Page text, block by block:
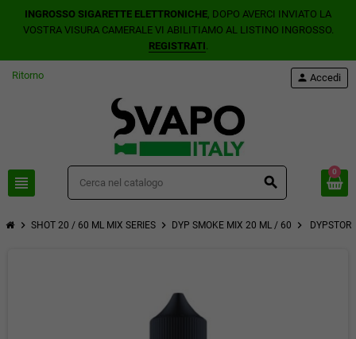
INGROSSO SIGARETTE ELETTRONICHE, DOPO AVERCI INVIATO LA
VOSTRA VISURA CAMERALE VI ABILITIAMO AL LISTINO INGROSSO.
REGISTRATI.
Ritorno
view_headline search
person Accedi
0
chevron_right SHOT 20 / 60 ML MIX SERIES chevron_right DYP SMOKE MIX 20 ML / 60 chevron_right